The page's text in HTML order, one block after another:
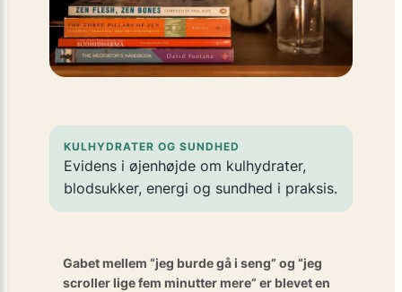
KULHYDRATER OG SUNDHED
Evidens i øjenhøjde om kulhydrater,
blodsukker, energi og sundhed i praksis.
Gabet mellem “jeg burde gå i seng” og “jeg
scroller lige fem minutter mere” er blevet en